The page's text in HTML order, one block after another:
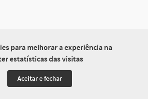
para melhorar a experiência na
estatísticas das visitas
Aceitar e fechar